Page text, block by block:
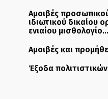
Αμοιβές
ιδιωτικού δικαίου
ενιαίου μισθολογίο...
Αμοιβές και
Έξοδα